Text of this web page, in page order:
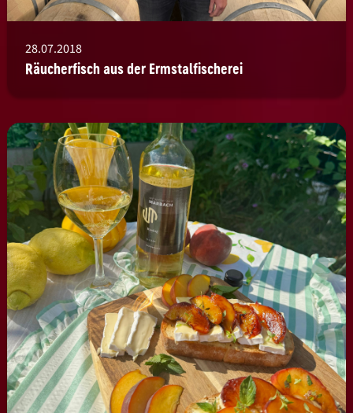
28.07.2018
Räucherfisch aus der Ermstalfischerei